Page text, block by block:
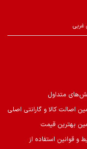
غربی
متداول
اصالت کالا و گارانتی اصلی
بهترین قیمت
و قوانین استفاده از